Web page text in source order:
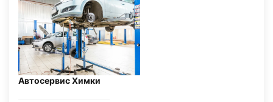
Автосервис Химки